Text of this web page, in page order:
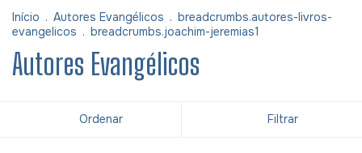
Início . Autores Evangélicos . breadcrumbs.autores-livros-
evangelicos . breadcrumbs.joachim-jeremias1
Autores Evangélicos
Ordenar Filtrar